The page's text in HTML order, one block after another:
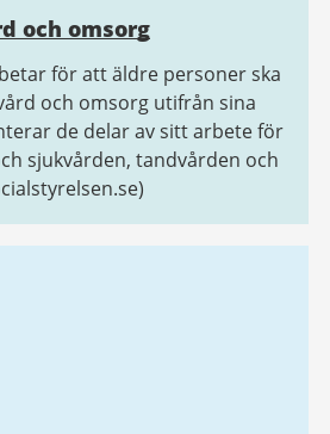
och omsorg
för att äldre personer ska
och omsorg utifrån sina
de delar av sitt arbete för
sjukvården, tandvården och